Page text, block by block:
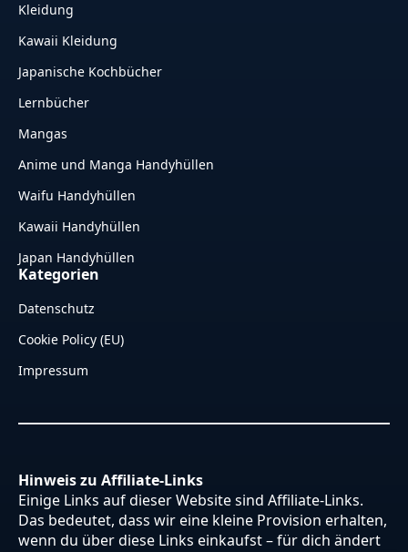
Kleidung
Kawaii Kleidung
Japanische Kochbücher
Lernbücher
Mangas
Anime und Manga Handyhüllen
Waifu Handyhüllen
Kawaii Handyhüllen
Japan Handyhüllen
Kategorien
Datenschutz
Cookie Policy (EU)
Impressum
Hinweis zu Affiliate-Links
Einige Links auf dieser Website sind Affiliate-Links.
Das bedeutet, dass wir eine kleine Provision erhalten,
wenn du über diese Links einkaufst – für dich ändert